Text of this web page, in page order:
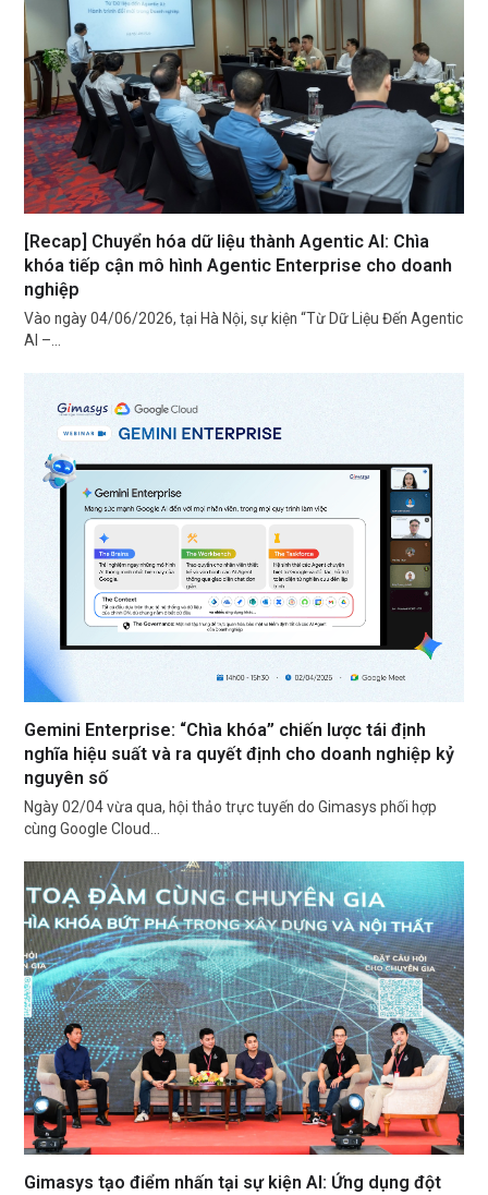
[Recap] Chuyển hóa dữ liệu thành Agentic AI: Chìa
khóa tiếp cận mô hình Agentic Enterprise cho doanh
nghiệp
Vào ngày 04/06/2026, tại Hà Nội, sự kiện “Từ Dữ Liệu Đến Agentic
AI –…
Gemini Enterprise: “Chìa khóa” chiến lược tái định
nghĩa hiệu suất và ra quyết định cho doanh nghiệp kỷ
nguyên số
Ngày 02/04 vừa qua, hội thảo trực tuyến do Gimasys phối hợp
cùng Google Cloud…
Gimasys tạo điểm nhấn tại sự kiện AI: Ứng dụng đột